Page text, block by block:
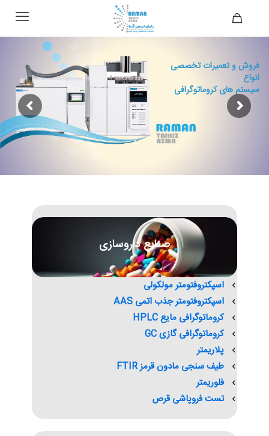
فروش و تعمیرات تخصصی
انواع
سیستم های کروماتوگرافی
صنایع داروسازی
اسپکتروفتومتر مولکولی
اسپکتروفتومتر جذب اتمی AAS
کروماتوگرافی مایع HPLC
کروماتوگرافی گازی GC
پلاریمتر
طیف سنجی مادون قرمز FTIR
فلوریمتر
تست فروپاشی قرص